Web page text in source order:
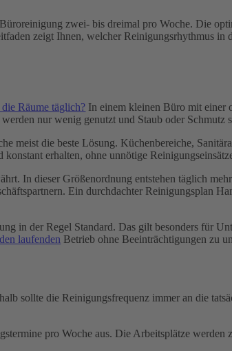
zwei- bis dreimal pro Woche. Die
zeigt Ihnen, welcher Reinigungsrhythmus in
Räume täglich? In einem kleinen Büro mit einer
nur wenig genutzt und Staub oder Schmutz
die beste Lösung. Küchenbereiche,
erhalten, ohne unnötige
In dieser Größenordnung entstehen täglich
Ein durchdachter Reinigungsplan
in der Regel Standard. Das gilt besonders für
laufenden Betrieb ohne Beeinträchtigungen zu
sollte die Reinigungsfrequenz immer an die
pro Woche aus. Die Arbeitsplätze werden